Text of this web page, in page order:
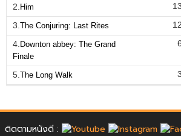
2. Him
3. The Conjuring: Last Rites
4. Downton abbey: The Grand
Finale
5. The Long Walk
ติดตามหนังดี :